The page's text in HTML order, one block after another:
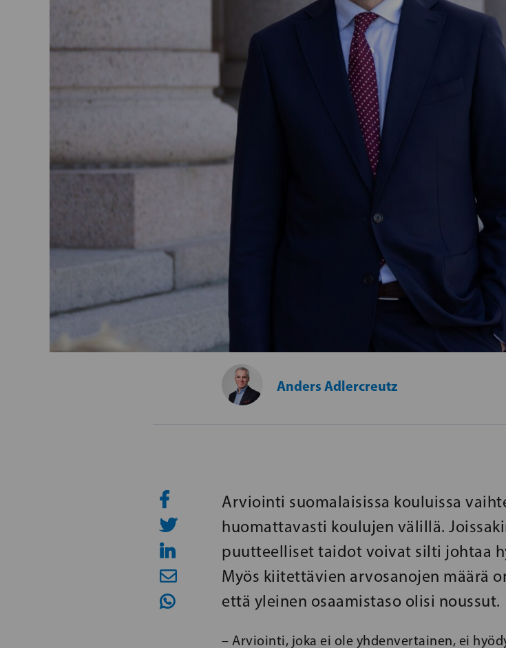
Anders Adlercreutz
Arviointi suomalaisissa kouluissa
huomattavasti koulujen välillä.
puutteelliset taidot voivat silti johtaa
Myös kiitettävien arvosanojen määrä
että yleinen osaamistaso olisi noussut.
– Arviointi, joka ei ole yhdenvertainen, ei